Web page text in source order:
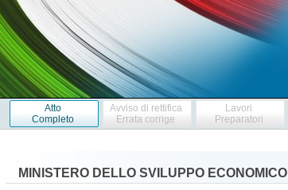
Atto
Completo
Avviso di rettifica
Errata corrige
Lavori
Preparatori
MINISTERO DELLO SVILUPPO ECONOMICO